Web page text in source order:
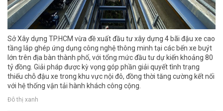
Sở Xây dựng TP.HCM vừa đề xuất đầu tư xây dựng 4 bãi đậu xe cao
tầng lắp ghép ứng dụng công nghệ thông minh tại các bến xe buýt
lớn trên địa bàn thành phố, với tổng mức đầu tư dự kiến khoảng 80
tỷ đồng. Giải pháp được kỳ vọng góp phần giải quyết tình trạng
thiếu chỗ đậu xe trong khu vực nội đô, đồng thời tăng cường kết nối
với hệ thống vận tải hành khách công cộng.
Đô thị xanh